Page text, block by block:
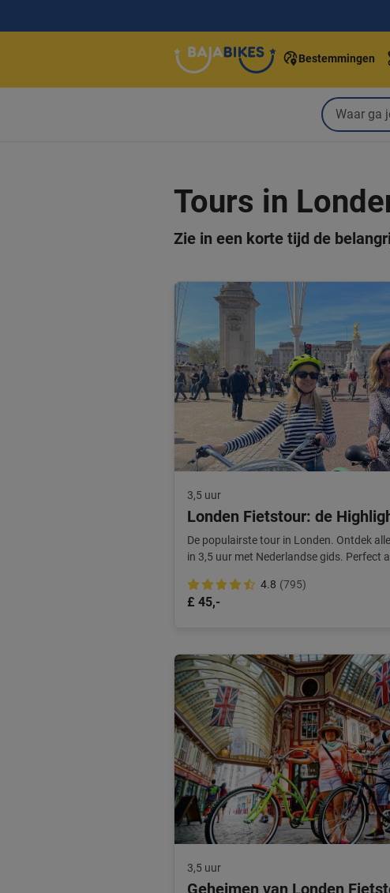
Bestemmingen
Tours in
Zie in een korte tijd de
3,5 uur
Londen Fietstour: de
De populairste tour in Londen. Ontdek
in 3,5 uur met Nederlandse gids. Perfect
4.8 (795)
£ 45,-
3,5 uur
Geheimen van Londen